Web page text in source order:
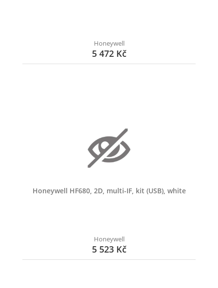
Honeywell
5 472 Kč
Honeywell HF680, 2D, multi-IF, kit (USB), white
Honeywell
5 523 Kč